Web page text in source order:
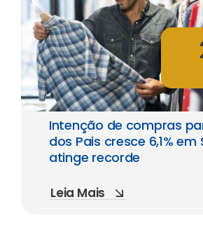
Intenção de compras
dos Pais cresce 6,1% em
atinge recorde
Leia Mais